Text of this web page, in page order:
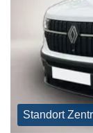
Standort